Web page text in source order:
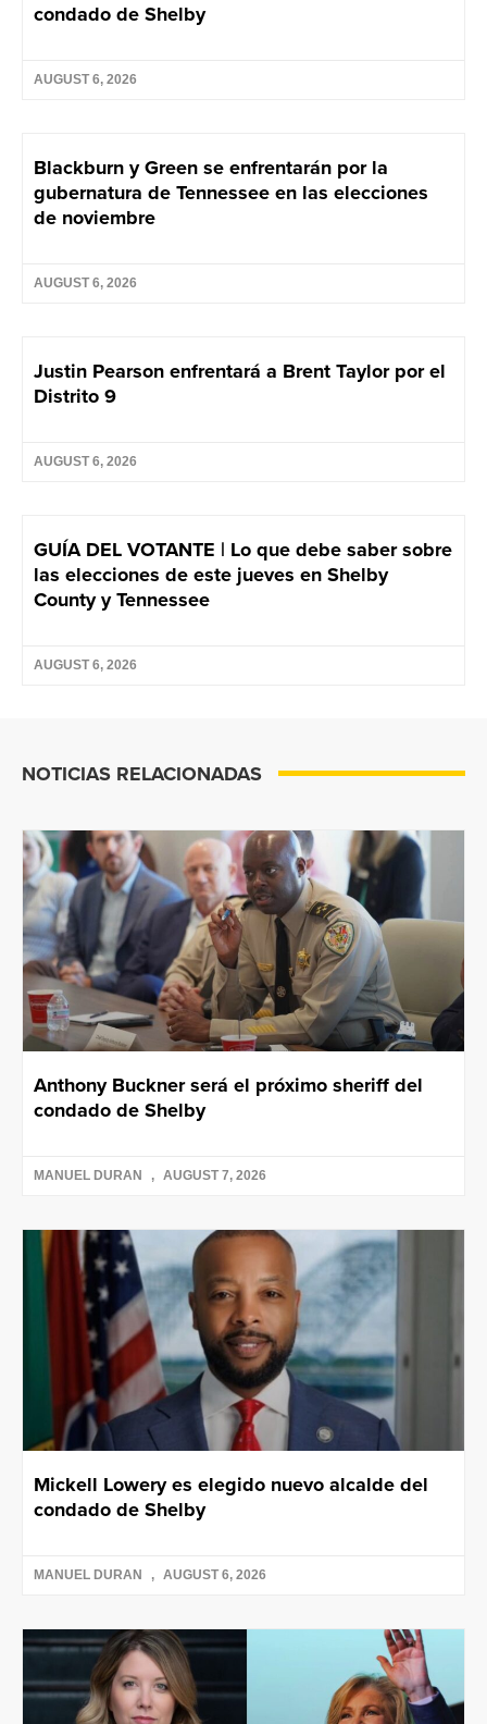
condado de Shelby
AUGUST 6, 2026
Blackburn y Green se enfrentarán por la
gubernatura de Tennessee en las elecciones
de noviembre
AUGUST 6, 2026
Justin Pearson enfrentará a Brent Taylor por el
Distrito 9
AUGUST 6, 2026
GUÍA DEL VOTANTE | Lo que debe saber sobre
las elecciones de este jueves en Shelby
County y Tennessee
AUGUST 6, 2026
NOTICIAS RELACIONADAS
Anthony Buckner será el próximo sheriff del
condado de Shelby
MANUEL DURAN AUGUST 7, 2026
Mickell Lowery es elegido nuevo alcalde del
condado de Shelby
MANUEL DURAN AUGUST 6, 2026